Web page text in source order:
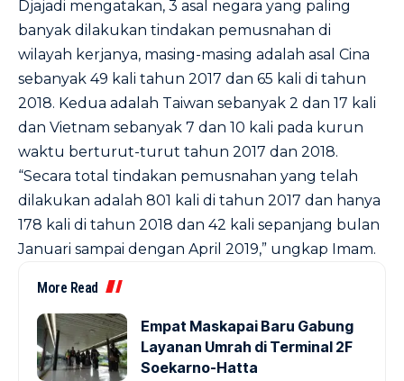
Djajadi mengatakan, 3 asal negara yang paling
banyak dilakukan tindakan pemusnahan di
wilayah kerjanya, masing-masing adalah asal Cina
sebanyak 49 kali tahun 2017 dan 65 kali di tahun
2018. Kedua adalah Taiwan sebanyak 2 dan 17 kali
dan Vietnam sebanyak 7 dan 10 kali pada kurun
waktu berturut-turut tahun 2017 dan 2018.
“Secara total tindakan pemusnahan yang telah
dilakukan adalah 801 kali di tahun 2017 dan hanya
178 kali di tahun 2018 dan 42 kali sepanjang bulan
Januari sampai dengan April 2019,” ungkap Imam.
More Read
Empat Maskapai Baru Gabung
Layanan Umrah di Terminal 2F
Soekarno-Hatta